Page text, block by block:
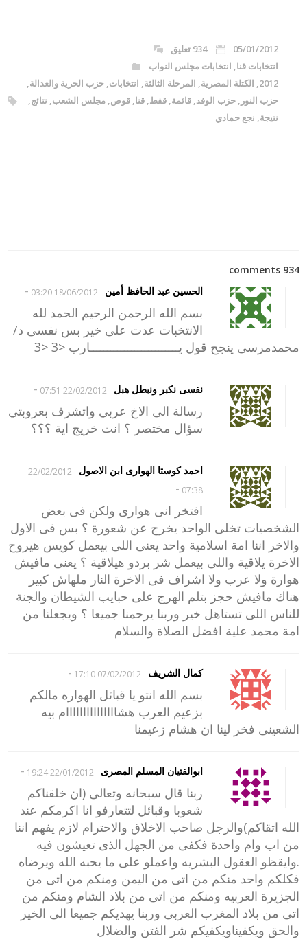
05/01/2012
934 تعليق
انتخابات قنا, انتخابات مجلس النواب
2012
, الكتلة المصرية, المرحلة الثالثة, انتخابات,حزب الحرية والعدالة,
حزب النور ,حزب الوفد,قائمة,قفط,قنا,قوص,مجلس الشعب, نتائج,
نتيجة, نجع حمادي
934 comments
الحسين عبد الحافظ أمين
18/06/2012 03:20
-
بسم الله الرحمن الرحيم الحمد لله
الانتخبات عدت على خير بس نفسى د/
محمدمرسى ينجح قول يــــــــــــــــــــــــــارب <3 <3
نفسى نكبر ونبطل هبل 22/02/2012 07:51
-
رسالة الى الاخ عربي واتشرف بعروبتي
سؤال مختصر ؟ انت خريج اية ؟؟؟
احمد كوستا الهوارى ابن الاصول
22/02/2012
07:38
-
افتخر انى هوارى ولكن فى بعض
الشخصيات تخلى الواحد يخرج عن شعورة ؟ بس فى الاول
والاخر اننا امة اسلامية واحد يعنى اللى بيعمل كويس هيروح
الاخرة يلاقية واللى بيعمل شر بردو هيلاقية ؟ يعنى مافيش
هوارة ولا عرب ولا اشراف فى الاخرة النار ملهاش كبير
هناك مافيش حجز بتلم الهرج على حبايب الشيطان والجنة
للناس اللى تستاهل خير وربنا يرحمنا جميعا ؟ ويجعلنا من
امة محمد علية افضل الصلاة والسلام
كمال الشريف 07/02/2012 17:10
-
بسم الله انتو يا قبائل الهواره مالكم
بزعيم العرب هشااااااااااااااام بيه
الشعينى فخر لينا ان هشام زعيمنا
ابوالفتيان المسلم المصرى 22/01/2012 19:24
-
ربنا قال سبحانه وتعالى (ان خلقناكم
شعوبا وقبائل لتتعارفو انا اكرمكم عند
الله اتقاكم)والرجل صاحب الاخلاق والاحترام لازم يفهم اننا
من اب وام واحدة فكفى من الجهل الذى تعيشون فيه
.وايقظو العقول البشريه واعملو على ما يحبه الله ويرضاه
فكلكم واحد منكم من اتى من اليمن ومنكم من اتى من
الجزيرة العربيه ومنكم من اتى من بلاد الشام ومنكم من
اتى من بلاد المغرب العربى وربنا يهديكم جميعا الى الخير
والحق ويكفيناويكفيكم شر الفتن والضلال